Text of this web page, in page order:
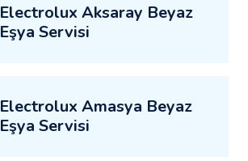
Electrolux Aksaray Beyaz
Eşya Servisi
Electrolux Amasya Beyaz
Eşya Servisi